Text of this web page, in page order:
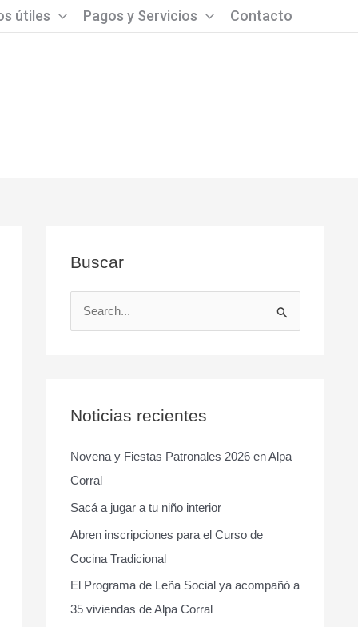
útiles Pagos y Servicios Contacto
Buscar
a
p
o
r
:
Noticias recientes
Novena y Fiestas Patronales 2026 en Alpa
Corral
Sacá a jugar a tu niño interior
Abren inscripciones para el Curso de
Cocina Tradicional
El Programa de Leña Social ya acompañó a
35 viviendas de Alpa Corral